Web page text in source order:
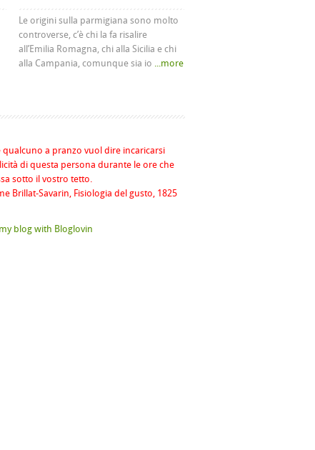
Le origini sulla parmigiana sono molto
controverse, c’è chi la fa risalire
all’Emilia Romagna, chi alla Sicilia e chi
alla Campania, comunque sia io ...more
qualcuno a pranzo vuol dire incaricarsi
di questa persona durante le ore che
sotto il vostro tetto.
Brillat-Savarin, Fisiologia del gusto, 1825
blog with Bloglovin